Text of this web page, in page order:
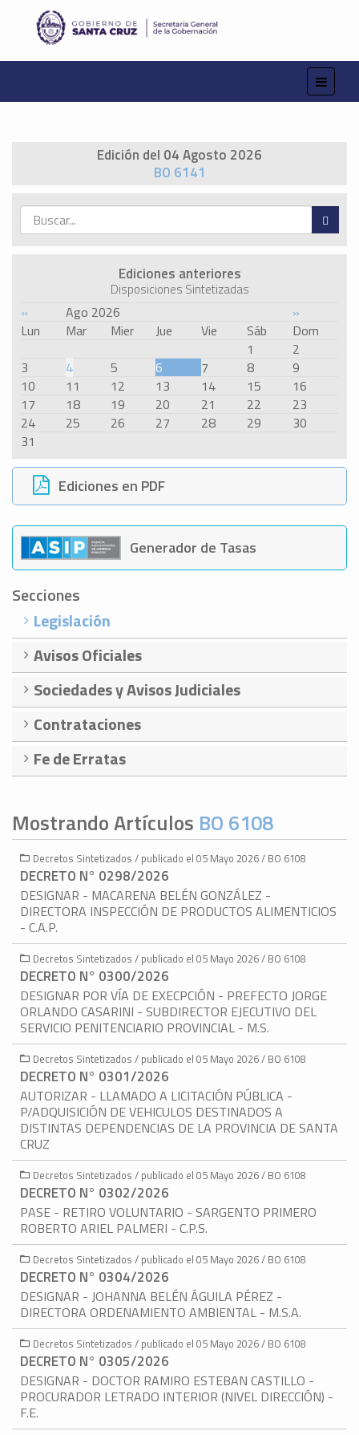
Edición del 04 Agosto 2026
BO 6141
Ediciones anteriores
Disposiciones Sintetizadas
« Ago 2026
»
Lun
Mar Mier Jue Vie Sáb
Dom
1
2
3
4 5 6 7 8
9
10
11 12 13 14 15
16
17
18 19 20 21 22
23
24
25 26 27 28 29
30
31
Ediciones en PDF
Generador de Tasas
Secciones
Legislación
Avisos Oficiales
Sociedades y Avisos Judiciales
Contrataciones
Fe de Erratas
Mostrando Artículos BO 6108
Decretos Sintetizados / publicado el 05 Mayo 2026 / BO 6108
DECRETO N° 0298/2026
DESIGNAR - MACARENA BELÉN GONZÁLEZ -
DIRECTORA INSPECCIÓN DE PRODUCTOS ALIMENTICIOS
- C.A.P.
Decretos Sintetizados / publicado el 05 Mayo 2026 / BO 6108
DECRETO N° 0300/2026
DESIGNAR POR VÍA DE EXECPCIÓN - PREFECTO JORGE
ORLANDO CASARINI - SUBDIRECTOR EJECUTIVO DEL
SERVICIO PENITENCIARIO PROVINCIAL - M.S.
Decretos Sintetizados / publicado el 05 Mayo 2026 / BO 6108
DECRETO N° 0301/2026
AUTORIZAR - LLAMADO A LICITACIÓN PÚBLICA -
P/ADQUISICIÓN DE VEHICULOS DESTINADOS A
DISTINTAS DEPENDENCIAS DE LA PROVINCIA DE SANTA
CRUZ
Decretos Sintetizados / publicado el 05 Mayo 2026 / BO 6108
DECRETO N° 0302/2026
PASE - RETIRO VOLUNTARIO - SARGENTO PRIMERO
ROBERTO ARIEL PALMERI - C.P.S.
Decretos Sintetizados / publicado el 05 Mayo 2026 / BO 6108
DECRETO N° 0304/2026
DESIGNAR - JOHANNA BELÉN ÁGUILA PÉREZ -
DIRECTORA ORDENAMIENTO AMBIENTAL - M.S.A.
Decretos Sintetizados / publicado el 05 Mayo 2026 / BO 6108
DECRETO N° 0305/2026
DESIGNAR - DOCTOR RAMIRO ESTEBAN CASTILLO -
PROCURADOR LETRADO INTERIOR (NIVEL DIRECCIÓN) -
F.E.